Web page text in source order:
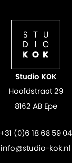
Studio KOK
Hoofdstraat 29
8162 AB Epe
+31 (0)6 18 68 59 04
info@studio-kok.nl